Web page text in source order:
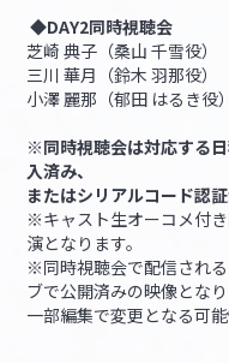
◆DAY2同時視聴会
芝崎 典子（桑山 千雪役）
三川 華月（鈴木 羽那役）
小澤 麗那（郁田 はるき役）
※同時視聴会は対応する
入済み、
またはシリアルコード認
※キャスト生オーコメ付
演となります。
※同時視聴会で配信され
ブで公開済みの映像となり
一部編集で変更となる可能